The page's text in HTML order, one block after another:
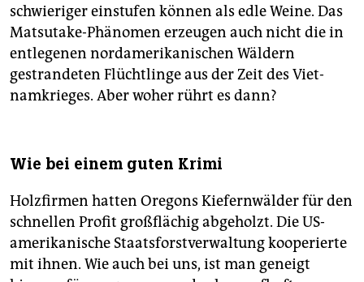
schwieriger einstufen können als edle Weine. Das
Matsutake-Phänomen erzeugen auch nicht die in
entlegenen nordamerikanischen Wäldern
gestrandeten Flüchtlinge aus der Zeit des Viet­
namkrieges. Aber woher rührt es dann?
Wie bei einem guten Krimi
Holzfirmen hatten Oregons Kiefernwälder für den
schnellen Profit großflächig abgeholzt. Die US-
amerikanische Staatsforstverwaltung kooperierte
mit ihnen. Wie auch bei uns, ist man geneigt